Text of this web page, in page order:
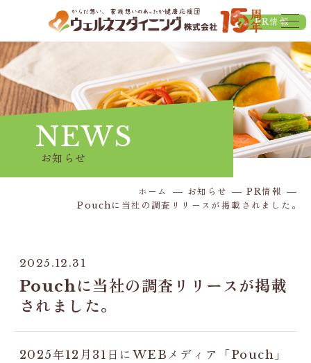
NEWS
お知らせ
ホーム お知らせ
PR情報
Pouchに当社の調査リリースが掲載されました。
2025.12.31
PR情報
Pouchに当社の調査リリースが掲載
されました。
2025年12月31日にWEBメディア「Pouch」